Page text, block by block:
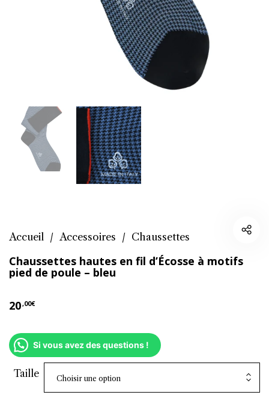
Accueil / Accessoires / Chaussettes
Chaussettes hautes en fil d’Écosse à motifs
pied de poule – bleu
20,00€
Si vous avez des questions !
Taille Choisir une option